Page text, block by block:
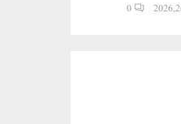
0